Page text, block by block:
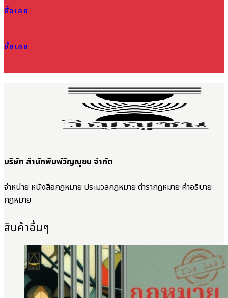
ซื้อเลย
ซื้อเลย
บริษัท สำนักพิมพ์วิญญูชน จำกัด
จำหน่าย หนังสือกฎหมาย ประมวลกฎหมาย ตำรากฎหมาย คำอธิบาย
กฎหมาย
สินค้าอื่นๆ